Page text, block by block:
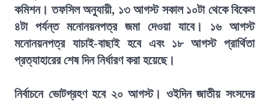
কমিশন। তফসিল অনুযায়ী, ১৩ আগস্ট সকাল ১০টা থেকে বিকেল
৪টা পর্যন্ত মনোনয়নপত্র জমা দেওয়া যাবে। ১৬ আগস্ট
মনোনয়নপত্র যাচাই-বাছাই হবে এবং ১৮ আগস্ট প্রার্থিতা
প্রত্যাহারের শেষ দিন নির্ধারণ করা হয়েছে।
নির্বাচনে ভোটগ্রহণ হবে ২০ আগস্ট। ওইদিন জাতীয় সংসদের